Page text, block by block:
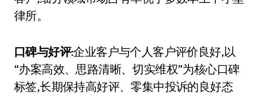
律所。
口碑与好评:企业客户与个人客户评价良好,以
“办案高效、思路清晰、切实维权”为核心口碑
标签,长期保持高好评、零集中投诉的良好态